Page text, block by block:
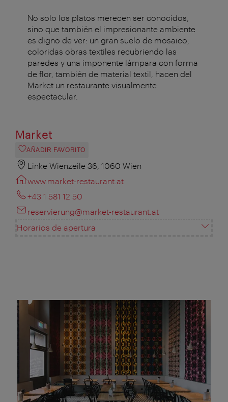
No solo los platos merecen ser conocidos,
sino que también el impresionante ambiente
es digno de ver: un gran suelo de mosaico,
coloridas obras textiles recubriendo las
paredes y una imponente lámpara con forma
de flor, también de material textil, hacen del
Market un restaurante visualmente
espectacular.
Market
AÑADIR FAVORITO
Linke Wienzeile 36, 1060 Wien
www.market-restaurant.at
+43 1 581 12 50
reservierung@market-restaurant.at
Horarios de apertura